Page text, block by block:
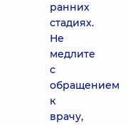
ранних
стадиях.
Не
медлите
с
обращением
к
врачу,